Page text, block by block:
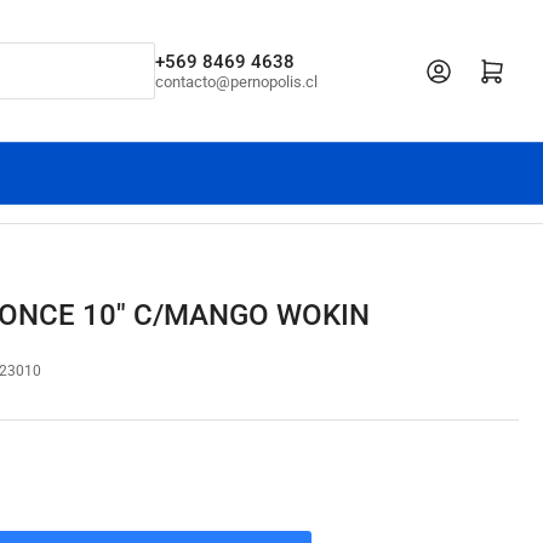
+569 8469 4638
contacto@pernopolis.cl
Iniciar sesiónAbrir cesta
10" C/MANGO WOKIN